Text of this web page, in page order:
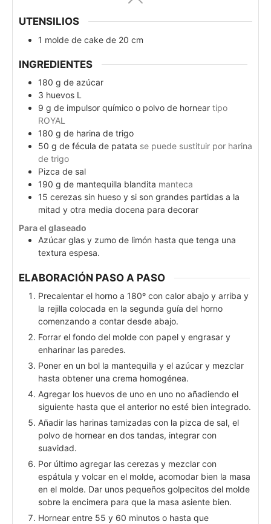
UTENSILIOS
1 molde de cake de 20 cm
INGREDIENTES
180 g de azúcar
3 huevos L
9 g de impulsor químico o polvo de hornear tipo
ROYAL
180 g de harina de trigo
50 g de fécula de patata se puede sustituir por harina
de trigo
Pizca de sal
190 g de mantequilla blandita manteca
15 cerezas sin hueso y si son grandes partidas a la
mitad y otra media docena para decorar
Para el glaseado
Azúcar glas y zumo de limón hasta que tenga una
textura espesa.
ELABORACIÓN PASO A PASO
Precalentar el horno a 180º con calor abajo y arriba y
la rejilla colocada en la segunda guía del horno
comenzando a contar desde abajo.
Forrar el fondo del molde con papel y engrasar y
enharinar las paredes.
Poner en un bol la mantequilla y el azúcar y mezclar
hasta obtener una crema homogénea.
Agregar los huevos de uno en uno no añadiendo el
siguiente hasta que el anterior no esté bien integrado.
Añadir las harinas tamizadas con la pizca de sal, el
polvo de hornear en dos tandas, integrar con
suavidad.
Por último agregar las cerezas y mezclar con
espátula y volcar en el molde, acomodar bien la masa
en el molde. Dar unos pequeños golpecitos del molde
sobre la encimera para que la masa asiente bien.
Hornear entre 55 y 60 minutos o hasta que